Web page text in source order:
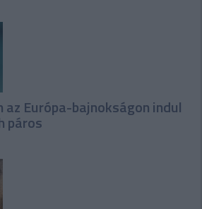
az Európa-bajnokságon indul
páros